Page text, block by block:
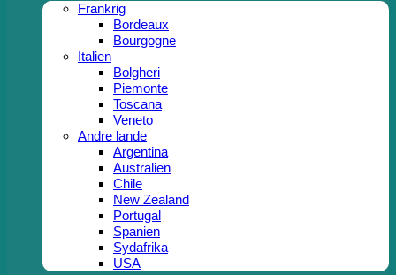
Frankrig
Bordeaux
Bourgogne
Italien
Bolgheri
Piemonte
Toscana
Veneto
Andre lande
Argentina
Australien
Chile
New Zealand
Portugal
Spanien
Sydafrika
USA